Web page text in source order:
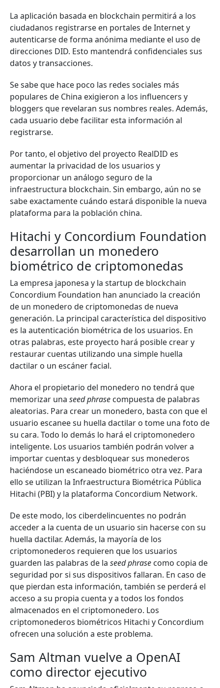
La aplicación basada en blockchain permitirá a los
ciudadanos registrarse en portales de Internet y
autenticarse de forma anónima mediante el uso de
direcciones DID. Esto mantendrá confidenciales sus
datos y transacciones.
Se sabe que hace poco las redes sociales más
populares de China exigieron a los influencers y
bloggers que revelaran sus nombres reales. Además,
cada usuario debe facilitar esta información al
registrarse.
Por tanto, el objetivo del proyecto RealDID es
aumentar la privacidad de los usuarios y
proporcionar un análogo seguro de la
infraestructura blockchain. Sin embargo, aún no se
sabe exactamente cuándo estará disponible la nueva
plataforma para la población china.
Hitachi y Concordium Foundation
desarrollan un monedero
biométrico de criptomonedas
La empresa japonesa y la startup de blockchain
Concordium Foundation han anunciado la creación
de un monedero de criptomonedas de nueva
generación. La principal característica del dispositivo
es la autenticación biométrica de los usuarios. En
otras palabras, este proyecto hará posible crear y
restaurar cuentas utilizando una simple huella
dactilar o un escáner facial.
Ahora el propietario del monedero no tendrá que
memorizar una seed phrase compuesta de palabras
aleatorias. Para crear un monedero, basta con que el
usuario escanee su huella dactilar o tome una foto de
su cara. Todo lo demás lo hará el criptomonedero
inteligente. Los usuarios también podrán volver a
importar cuentas y desbloquear sus monederos
haciéndose un escaneado biométrico otra vez. Para
ello se utilizan la Infraestructura Biométrica Pública
Hitachi (PBI) y la plataforma Concordium Network.
De este modo, los ciberdelincuentes no podrán
acceder a la cuenta de un usuario sin hacerse con su
huella dactilar. Además, la mayoría de los
criptomonederos requieren que los usuarios
guarden las palabras de la seed phrase como copia de
seguridad por si sus dispositivos fallaran. En caso de
que pierdan esta información, también se perderá el
acceso a su propia cuenta y a todos los fondos
almacenados en el criptomonedero. Los
criptomonederos biométricos Hitachi y Concordium
ofrecen una solución a este problema.
Sam Altman vuelve a OpenAI
como director ejecutivo